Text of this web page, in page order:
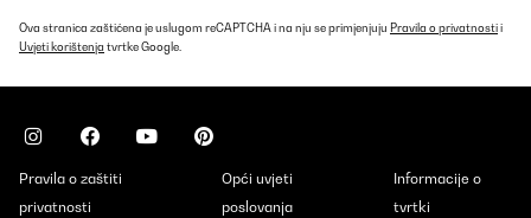
Ova stranica zaštićena je uslugom reCAPTCHA i na nju se primjenjuju Pravila o privatnostii
Uvjeti korištenja tvrtke Google.
Pravila o zaštiti
privatnosti
Opći uvjeti
poslovanja
Informacije o
tvrtki